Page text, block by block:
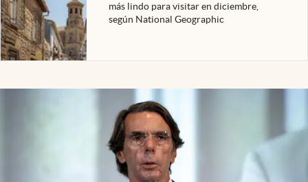
más lindo para visitar en diciembre,
según National Geographic